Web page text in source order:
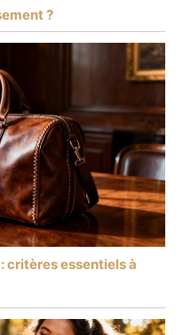
?
critères essentiels à